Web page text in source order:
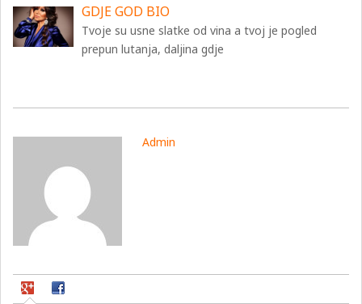
GDJE GOD BIO
Tvoje su usne slatke od vina a tvoj je pogled
prepun lutanja, daljina gdje
Admin